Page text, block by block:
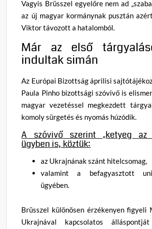
Vagyis Brüsszel egyelőre nem ad
az új magyar kormánynak pusztán
Viktor távozott a hatalomból.
Már az első
indultak simán
Az Európai Bizottság áprilisi
Paula Pinho bizottsági szóvivő is
magyar vezetéssel megkezdett
komoly sürgetés és nyomás húzódik.
A szóvivő szerint „ketyeg
ügyben is, köztük:
az Ukrajnának szánt hitelcsomag,
valamint a befagyasztott
ügyében.
Brüsszel különösen érzékenyen figyeli
Ukrajnával kapcsolatos